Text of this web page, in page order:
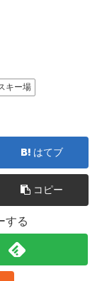
キー場
はてブ
コピー
する